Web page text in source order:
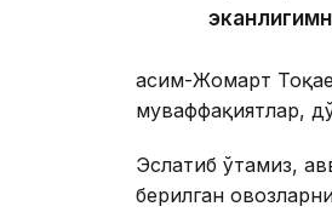
Қасим-Жомарт
муваффақиятлар,
Эслатиб ўтамиз,
берилган